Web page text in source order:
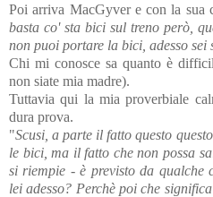
Poi arriva MacGyver e con la sua
basta co' sta bici sul treno però,
non puoi portare la bici, adesso
Chi mi conosce sa quanto è
non siate mia madre).
Tuttavia qui la mia proverbiale
dura prova.
"Scusi, a parte il fatto questo
le bici, ma il fatto che non possa
si riempie - è previsto da qualche
lei adesso? Perchè poi che